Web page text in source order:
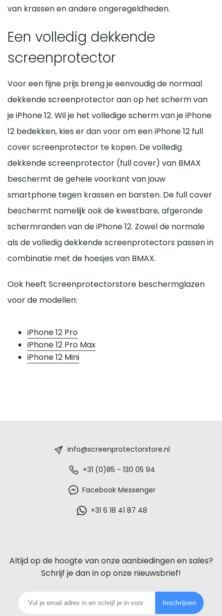
van krassen en andere ongeregeldheden.
Een volledig dekkende
screenprotector
Voor een fijne prijs breng je eenvoudig de normaal
dekkende screenprotector aan op het scherm van
je iPhone 12. Wil je het volledige scherm van je iPhone
12 bedekken, kies er dan voor om een iPhone 12 full
cover screenprotector te kopen. De volledig
dekkende screenprotector (full cover) van BMAX
beschermt de gehele voorkant van jouw
smartphone tegen krassen en barsten. De full cover
beschermt namelijk ook de kwestbare, afgeronde
schermranden van de iPhone 12. Zowel de normale
als de volledig dekkende screenprotectors passen in
combinatie met de hoesjes van BMAX.
Ook heeft Screenprotectorstore beschermglazen
voor de modellen:
iPhone 12 Pro
iPhone 12 Pro Max
iPhone 12 Mini
voor
iedere
telefoon
info@screenprotectorstore.nl
+31 (0)85 - 130 05 94
Facebook Messenger
+31 6 18 41 87 48
Altijd op de hoogte van onze aanbiedingen en sales?
Schrijf je dan in op onze nieuwsbrief!
Inschrijven